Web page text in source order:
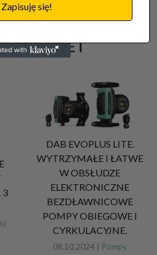
I
3
DAB EVOPLUS LITE.
WYTRZYMAŁE I ŁATWE
W OBSŁUDZE
ELEKTRONICZNE
BEZDŁAWNICOWE
POMPY OBIEGOWE I
CYRKULACYJNE.
08.10.2024 | Pompy
Zapisuję się!